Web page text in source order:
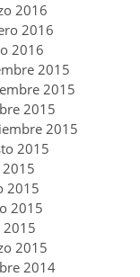
2016
2016
2016
2015
2015
2015
2015
2015
2015
2015
2015
2014